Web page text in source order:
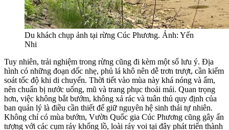
Du khách chụp ảnh tại rừng Cúc Phương. Ảnh: Yến
Nhi
Tuy nhiên, trải nghiệm trong rừng cũng đi kèm một số lưu ý. Địa
hình có những đoạn dốc nhẹ, phủ lá khô nên dễ trơn trượt, cần kiểm
soát tốc độ khi di chuyển. Thời tiết vào mùa này khá nóng và ẩm,
nên chuẩn bị nước uống, mũ và trang phục thoải mái. Quan trọng
hơn, việc không bắt bướm, không xả rác và tuân thủ quy định của
ban quản lý là điều cần thiết để giữ nguyên hệ sinh thái tự nhiên.
Không chỉ có mùa bướm, Vườn Quốc gia Cúc Phương cũng gây ấn
tượng với các cụm ráy khổng lồ, loài ráy voi tại đây phát triển thành